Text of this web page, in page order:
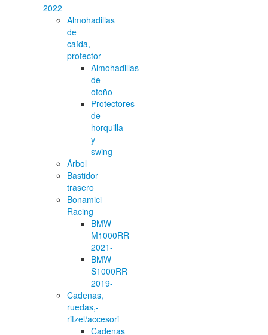
2022
Almohadillas
de
caída,
protector
Almohadillas
de
otoño
Protectores
de
horquilla
y
swing
Árbol
Bastidor
trasero
Bonamici
Racing
BMW
M1000RR
2021-
BMW
S1000RR
2019-
Cadenas,
ruedas,-
ritzel/accesori
Cadenas